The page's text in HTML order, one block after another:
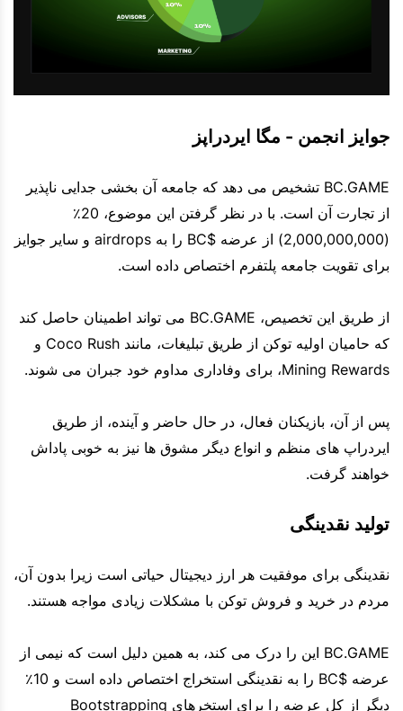
جوایز انجمن - مگا ایردراپز
BC.GAME تشخیص می دهد که جامعه آن بخشی جدایی ناپذیر
از تجارت آن است. با در نظر گرفتن این موضوع، 20٪
(2,000,000,000) از عرضه $BC را به airdrops و سایر جوایز
برای تقویت جامعه پلتفرم اختصاص داده است.
از طریق این تخصیص، BC.GAME می تواند اطمینان حاصل کند
که حامیان اولیه توکن از طریق تبلیغات، مانند Coco Rush و
Mining Rewards، برای وفاداری مداوم خود جبران می شوند.
پس از آن، بازیکنان فعال، در حال حاضر و آینده، از طریق
ایردراپ های منظم و انواع دیگر مشوق ها نیز به خوبی پاداش
خواهند گرفت.
تولید نقدینگی
نقدینگی برای موفقیت هر ارز دیجیتال حیاتی است زیرا بدون آن،
مردم در خرید و فروش توکن با مشکلات زیادی مواجه هستند.
BC.GAME این را درک می کند، به همین دلیل است که نیمی از
عرضه $BC را به نقدینگی استخراج اختصاص داده است و 10٪
دیگر از کل عرضه را برای استخرهای Bootstrapping